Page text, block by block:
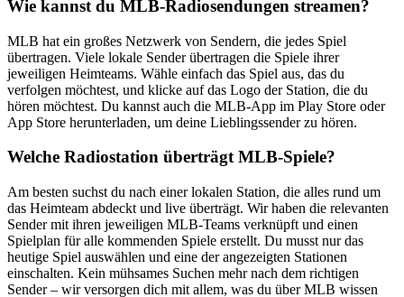
Wie kannst du MLB-Radiosendungen streamen?
MLB hat ein großes Netzwerk von Sendern, die jedes Spiel
übertragen. Viele lokale Sender übertragen die Spiele ihrer
jeweiligen Heimteams. Wähle einfach das Spiel aus, das du
verfolgen möchtest, und klicke auf das Logo der Station, die du
hören möchtest. Du kannst auch die MLB-App im Play Store oder
App Store herunterladen, um deine Lieblingssender zu hören.
Welche Radiostation überträgt MLB-Spiele?
Am besten suchst du nach einer lokalen Station, die alles rund um
das Heimteam abdeckt und live überträgt. Wir haben die relevanten
Sender mit ihren jeweiligen MLB-Teams verknüpft und einen
Spielplan für alle kommenden Spiele erstellt. Du musst nur das
heutige Spiel auswählen und eine der angezeigten Stationen
einschalten. Kein mühsames Suchen mehr nach dem richtigen
Sender – wir versorgen dich mit allem, was du über MLB wissen